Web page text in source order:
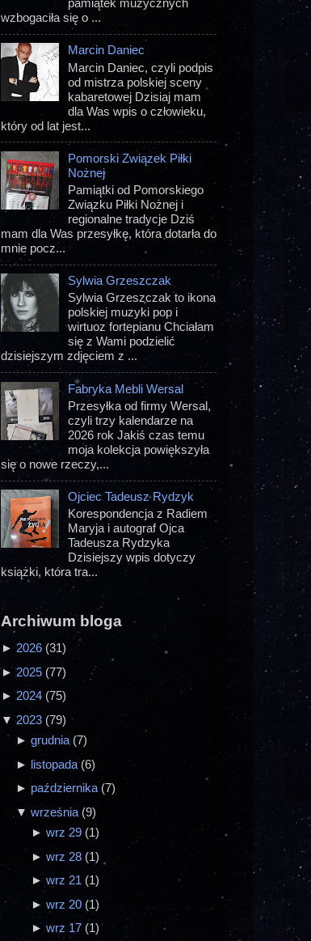
pamiątek muzycznych
wzbogaciła się o ...
Marcin Daniec
Marcin Daniec, czyli podpis
od mistrza polskiej sceny
kabaretowej Dzisiaj mam
dla Was wpis o człowieku,
który od lat jest...
Pomorski Związek Piłki
Nożnej
Pamiątki od Pomorskiego
Związku Piłki Nożnej i
regionalne tradycje Dziś
mam dla Was przesyłkę, która dotarła do
mnie pocz...
Sylwia Grzeszczak
Sylwia Grzeszczak to ikona
polskiej muzyki pop i
wirtuoz fortepianu Chciałam
się z Wami podzielić
dzisiejszym zdjęciem z ...
Fabryka Mebli Wersal
Przesyłka od firmy Wersal,
czyli trzy kalendarze na
2026 rok Jakiś czas temu
moja kolekcja powiększyła
się o nowe rzeczy,...
Ojciec Tadeusz Rydzyk
Korespondencja z Radiem
Maryja i autograf Ojca
Tadeusza Rydzyka
Dzisiejszy wpis dotyczy
książki, która tra...
Archiwum bloga
► 2026 (31)
►2025 (77)
► 2024 (75)
▼ 2023 (79)
►grudnia (7)
► listopada (6)
► października (7)
▼września (9)
► wrz 29 (1)
► wrz 28 (1)
► wrz 21 (1)
► wrz 20 (1)
► wrz 17 (1)